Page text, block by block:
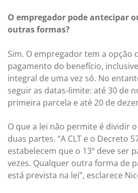
O empregador pode antecipar
outras formas?
Sim. O empregador tem a opção
pagamento do benefício,
integral de uma vez só. No
seguir as datas-limite: até 30 de
primeira parcela e até 20 de
O que a lei não permite é dividir
duas partes. “A CLT e o Decreto
estabelecem que o 13º deve ser
vezes. Qualquer outra forma de
está prevista na lei”, esclarece